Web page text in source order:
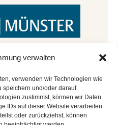
verwalten
verwenden wir Technologien wie
speichern und/oder darauf
zustimmst, können wir Daten
IDs auf dieser Website verarbeiten.
oder zurückziehst, können